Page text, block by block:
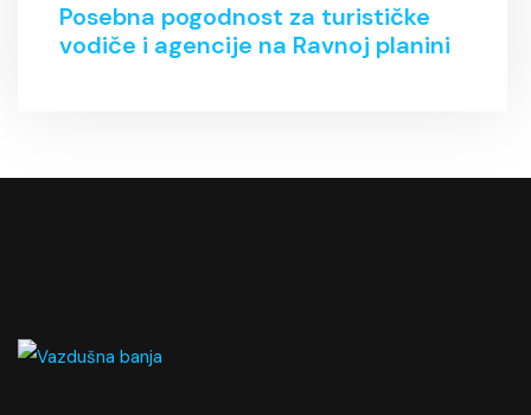
Posebna pogodnost za turističke
vodiče i agencije na Ravnoj planini